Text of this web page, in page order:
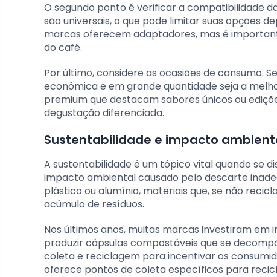
O segundo ponto é verificar a compatibilidade
são universais, o que pode limitar suas opções
marcas oferecem adaptadores, mas é
do café.
Por último, considere as ocasiões de consumo.
econômica e em grande quantidade seja a
premium que destacam sabores únicos ou
degustação diferenciada.
Sustentabilidade e impacto
A sustentabilidade é um tópico vital quando se
impacto ambiental causado pelo descarte
plástico ou alumínio, materiais que, se não
acúmulo de resíduos.
Nos últimos anos, muitas marcas investiram
produzir cápsulas compostáveis que se
coleta e reciclagem para incentivar os
oferece pontos de coleta específicos para